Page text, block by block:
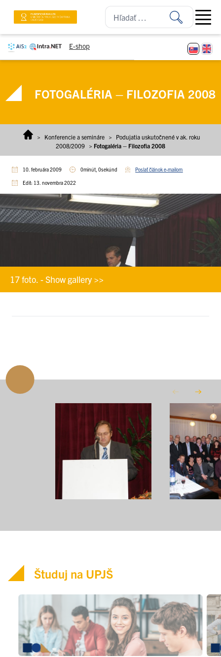
E-shop
Open
FOTOGALÉRIA – FILOZOFIA 2008
> Konferencie a semináre >
Podujatia uskutočnené v ak. roku
2008/2009 > Fotogaléria – Filozofia 2008
10. februára 2009 0minút, 0sekúnd Poslať článok e-mailom
Edit: 13. novembra 2022
17 foto. - Show gallery >>
Študuj na UPJŠ